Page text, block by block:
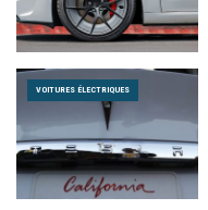
VOITURES ÉLECTRIQUES